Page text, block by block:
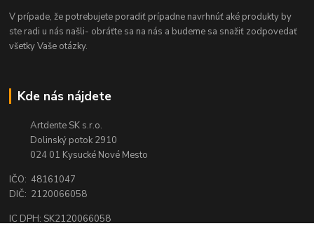
V prípade, že potrebujete poradiť prípadne navrhnúť aké produkty by
ste radi u nás našli- obráťte sa na nás a budeme sa snažiť zodpovedať
všetky Vaše otázky.
Kde nás nájdete
Artdente SK s.r.o.
Dolinský potok 2910
024 01 Kysucké Nové Mesto
IČO: 48161047
DIČ: 2120066058
IC DPH: SK2120066058